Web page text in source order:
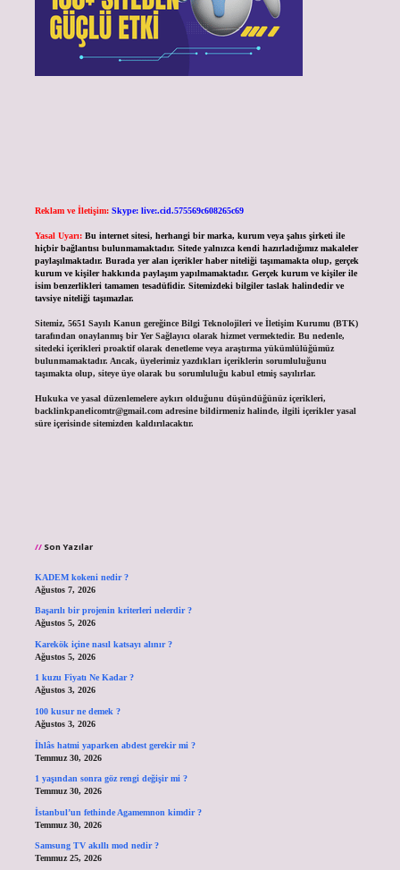
Reklam ve İletişim: Skype: live:.cid.575569c608265c69
Yasal Uyarı: Bu internet sitesi, herhangi bir marka, kurum veya şahıs şirketi ile
hiçbir bağlantısı bulunmamaktadır. Sitede yalnızca kendi hazırladığımız makaleler
paylaşılmaktadır. Burada yer alan içerikler haber niteliği taşımamakta olup, gerçek
kurum ve kişiler hakkında paylaşım yapılmamaktadır. Gerçek kurum ve kişiler ile
isim benzerlikleri tamamen tesadüfidir. Sitemizdeki bilgiler taslak halindedir ve
tavsiye niteliği taşımazlar.
Sitemiz, 5651 Sayılı Kanun gereğince Bilgi Teknolojileri ve İletişim Kurumu (BTK)
tarafından onaylanmış bir Yer Sağlayıcı olarak hizmet vermektedir. Bu nedenle,
sitedeki içerikleri proaktif olarak denetleme veya araştırma yükümlülüğümüz
bulunmamaktadır. Ancak, üyelerimiz yazdıkları içeriklerin sorumluluğunu
taşımakta olup, siteye üye olarak bu sorumluluğu kabul etmiş sayılırlar.
Hukuka ve yasal düzenlemelere aykırı olduğunu düşündüğünüz içerikleri,
backlinkpanelicomtr@gmail.comadresine bildirmeniz halinde, ilgili içerikler yasal
süre içerisinde sitemizden kaldırılacaktır.
Son Yazılar
KADEM kokeni nedir ?
Ağustos 7, 2026
Başarılı bir projenin kriterleri nelerdir ?
Ağustos 5, 2026
Karekök içine nasıl katsayı alınır ?
Ağustos 5, 2026
1 kuzu Fiyatı Ne Kadar ?
Ağustos 3, 2026
100 kusur ne demek ?
Ağustos 3, 2026
İhlâs hatmi yaparken abdest gerekir mi ?
Temmuz 30, 2026
1 yaşından sonra göz rengi değişir mi ?
Temmuz 30, 2026
İstanbul’un fethinde Agamemnon kimdir ?
Temmuz 30, 2026
Samsung TV akıllı mod nedir ?
Temmuz 25, 2026